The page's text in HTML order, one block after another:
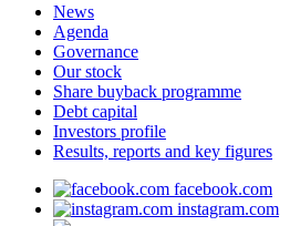
News
Agenda
Governance
Our stock
Share buyback programme
Debt capital
Investors profile
Results, reports and key figures
facebook.com
instagram.com